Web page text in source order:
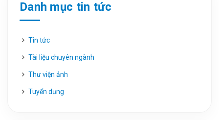
Danh mục tin tức
Tin tức
Tài liệu chuyên ngành
Thư viện ảnh
Tuyển dụng